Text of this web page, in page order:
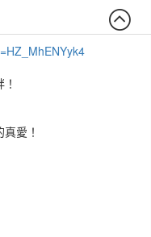
愛！